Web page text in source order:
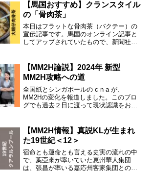
【馬国おすすめ】クランスタイル
の「骨肉茶」
本日はフラットな骨肉茶（バクテー）の
宣伝記事です。馬国のオンライン記事と
してアップされていたもので、新聞社に
計な特徴が無く、筆者も絶対に行きたい
場所。
【MM2H論説】2024年 新型
MM2H攻略への道
全国紙とシンガポールの c n a が、
MM2Hの変化を報道しました。このブロ
グでも過去２日に渡って現状認識をお知
か考えて、利用者としての攻略法を考え
てみましょう。
【MM2H情報】真説KLが生まれ
た19世紀＜12＞
宿命とも運命とも言える史実の流れの中
で、葉亞來が率いていた恵州華人集団
は、張昌が率いる嘉応州客家集団との武